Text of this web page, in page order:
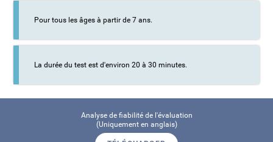
Pour tous les âges à partir de 7 ans.
La durée du test est d'environ 20 à 30 minutes.
Analyse de fiabilité de l'évaluation
(Uniquement en anglais)